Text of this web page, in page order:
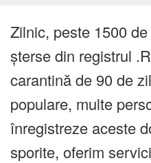
Zilnic, peste 1500
șterse din registrul
carantină de 90 de
populare, multe
înregistreze aceste
sporite, oferim